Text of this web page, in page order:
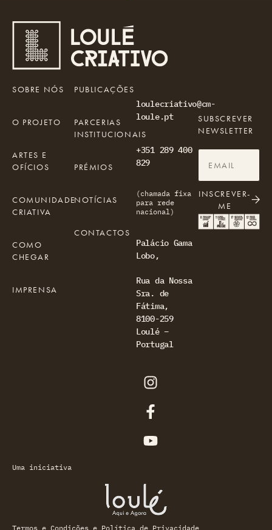
loulecriativo@cm-
loule.pt
+351 289 400
829
(chamada fixa
para rede
nacional)
Palácio Gama
Lobo,
Rua da Nossa
Sra. de
Fátima,
8100-259
Loulé –
Portugal
SOBRE NÓS
O PROJETO
ARTES E
OFÍCIOS
COMUNIDADE
CRIATIVA
COMO
CHEGAR
IMPRENSA
PUBLICAÇÕES
PARCERIAS
INSTITUCIONAIS
PRÉMIOS
NOTÍCIAS
CONTACTOS
SUBSCREVER
NEWSLETTER
INSCREVER-
ME
Uma iniciativa
Termos e Condições e Política de Privacidade